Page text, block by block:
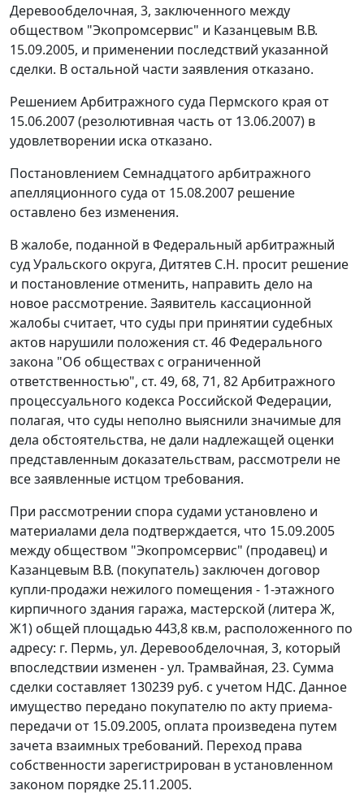
Деревообделочная, 3, заключенного между
обществом "Экопромсервис" и Казанцевым В.В.
15.09.2005, и применении последствий указанной
сделки. В остальной части заявления отказано.
Решением Арбитражного суда Пермского края от
15.06.2007 (резолютивная часть от 13.06.2007) в
удовлетворении иска отказано.
Постановлением Семнадцатого арбитражного
апелляционного суда от 15.08.2007 решение
оставлено без изменения.
В жалобе, поданной в Федеральный арбитражный
суд Уральского округа, Дитятев С.Н. просит решение
и постановление отменить, направить дело на
новое рассмотрение. Заявитель кассационной
жалобы считает, что суды при принятии судебных
актов нарушили положения ст. 46 Федерального
закона "Об обществах с ограниченной
ответственностью", ст. 49, 68, 71, 82 Арбитражного
процессуального кодекса Российской Федерации,
полагая, что суды неполно выяснили значимые для
дела обстоятельства, не дали надлежащей оценки
представленным доказательствам, рассмотрели не
все заявленные истцом требования.
При рассмотрении спора судами установлено и
материалами дела подтверждается, что 15.09.2005
между обществом "Экопромсервис" (продавец) и
Казанцевым В.В. (покупатель) заключен договор
купли-продажи нежилого помещения - 1-этажного
кирпичного здания гаража, мастерской (литера Ж,
Ж1) общей площадью 443,8 кв.м, расположенного по
адресу: г. Пермь, ул. Деревообделочная, 3, который
впоследствии изменен - ул. Трамвайная, 23. Сумма
сделки составляет 130239 руб. с учетом НДС. Данное
имущество передано покупателю по акту приема-
передачи от 15.09.2005, оплата произведена путем
зачета взаимных требований. Переход права
собственности зарегистрирован в установленном
законом порядке 25.11.2005.